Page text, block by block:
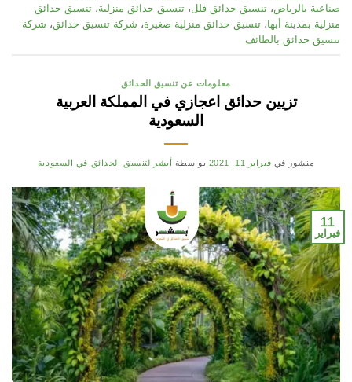
صناعية بالرياض، تنسيق حدائق فلل، تنسيق حدائق منزلية، تنسيق حدائق
منزلية بمدينة أبها، تنسيق حدائق منزلية صغيرة، شركة تنسيق حدائق، شركة
تنسيق حدائق بالطائف
معلومات عن تنسيق الحدائق
تزيين حدائق اعجازي في المملكة العربية
السعودية
منشور في فبراير 11, 2021 بواسطة أبشر لتنسيق الحدائق في السعودية
11
فبراير